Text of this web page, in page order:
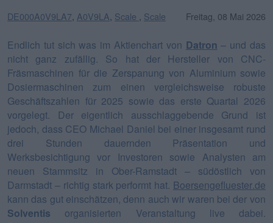
DE000A0V9LA7 A0V9LA Scale Scale Freitag, 08 Mai 2026
Endlich tut sich was im Aktienchart von Datron – und das
nicht ganz zufällig. So hat der Hersteller von CNC-
Fräsmaschinen für die Zerspanung von Aluminium sowie
Dosiermaschinen zum einen vergleichsweise robuste
Geschäftszahlen für 2025 sowie das erste Quartal 2026
vorgelegt. Der eigentlich ausschlaggebende Grund ist
jedoch, dass CEO Michael Daniel bei einer insgesamt rund
drei Stunden dauernden Präsentation und
Werksbesichtigung vor Investoren sowie Analysten am
neuen Stammsitz in Ober-Ramstadt – südöstlich von
Darmstadt – richtig stark performt hat. Boersengefluester.de
kann das gut einschätzen, denn auch wir waren bei der von
Solventis organisierten Veranstaltung live dabei.